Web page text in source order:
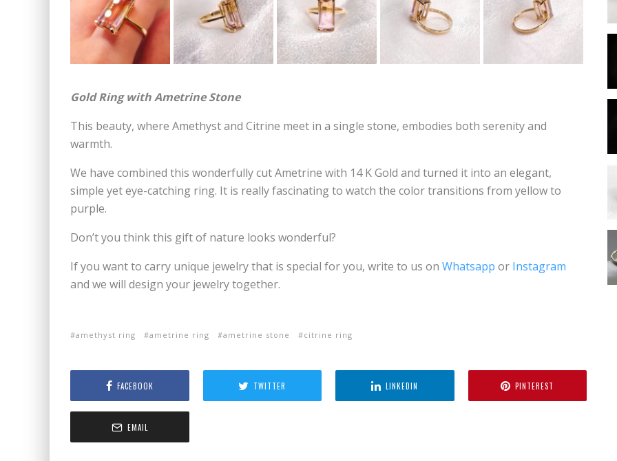
Gold Ring with Ametrine Stone
This beauty, where Amethyst and Citrine meet in a single stone, embodies both serenity and
warmth.
We have combined this wonderfully cut Ametrine with 14 K Gold and turned it into an elegant,
simple yet eye-catching ring. It is really fascinating to watch the color transitions from yellow to
purple.
Don’t you think this gift of nature looks wonderful?
If you want to carry unique jewelry that is special for you, write to us on Whatsapp or Instagram
and we will design your jewelry together.
amethyst ring ametrine ring ametrine stone citrine ring
FACEBOOK TWITTER LINKEDIN PINTEREST
EMAIL